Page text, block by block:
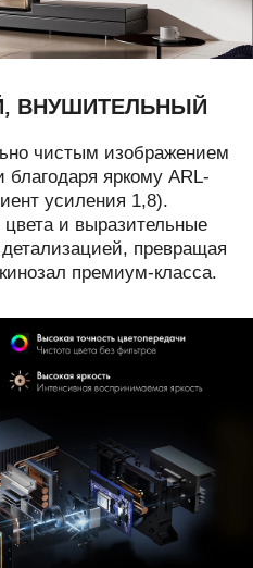
ВНУШИТЕЛЬНЫЙ
чистым изображением
яркому ARL-
усиления 1,8).
и выразительные
превращая
премиум-класса.